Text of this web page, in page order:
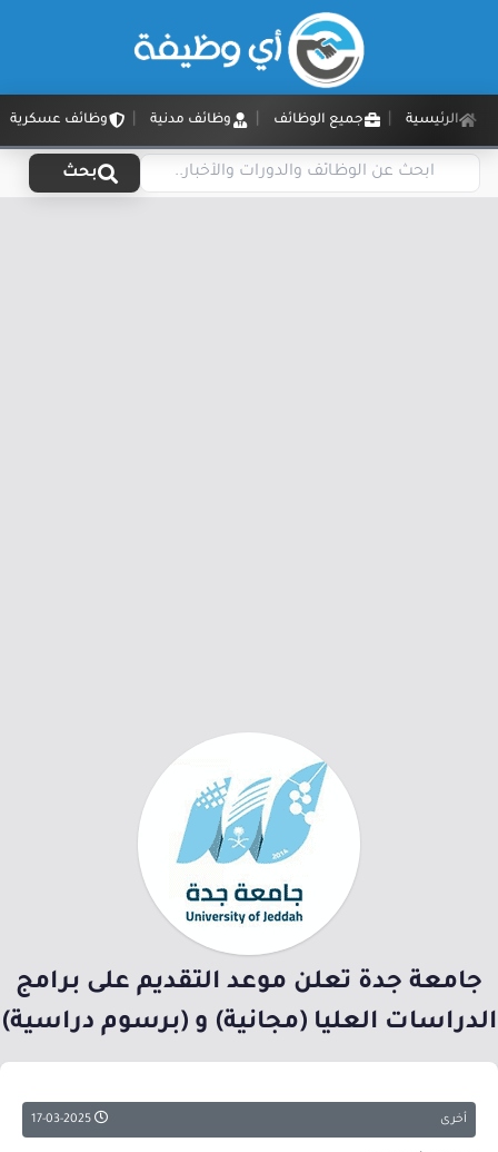
الرئيسية جميع الوظائف وظائف مدنية وظائف عسكرية
بحث
جامعة جدة تعلن موعد التقديم على برامج
الدراسات العليا (مجانية) و (برسوم دراسية)
أخرى